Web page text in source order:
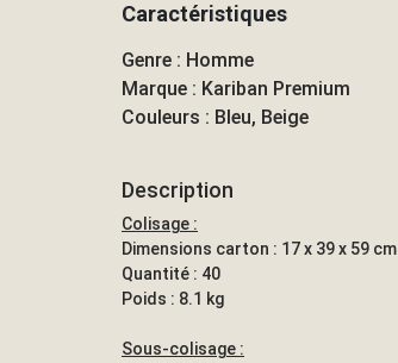
Caractéristiques
Genre : Homme
Marque : Kariban Premium
Couleurs : Bleu, Beige
Description
Colisage :
Dimensions carton : 17 x 39 x 59 cm
Quantité : 40
Poids : 8.1 kg
Sous-colisage :